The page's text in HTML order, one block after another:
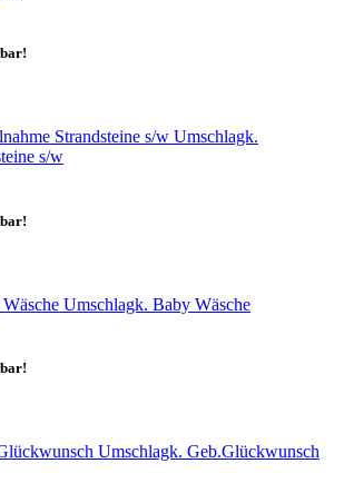
Umschlagk.
s/w
Umschlagk. Baby Wäsche
Umschlagk. Geb.Glückwunsch